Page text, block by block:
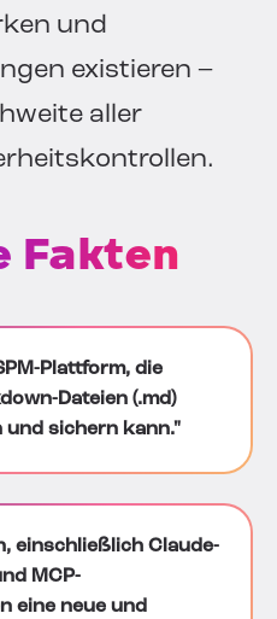
und
existieren –
aller
Fakten
Plattform, die
Dateien (.md)
und sichern kann."
einschließlich Claude-
MCP-
eine neue und